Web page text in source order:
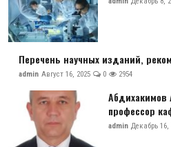
Перечень научных изданий,
admin Август 16, 2025 0 2954
Абдихакимов
профессор
admin Декабрь 16,